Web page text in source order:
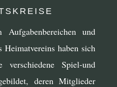
Aufgabenbereichen und
Heimatvereins haben sich
Spiel-und
deren Mitglieder